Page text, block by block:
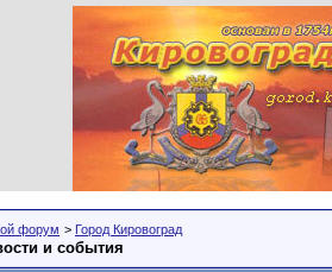
форум > Город Кировоград
и события